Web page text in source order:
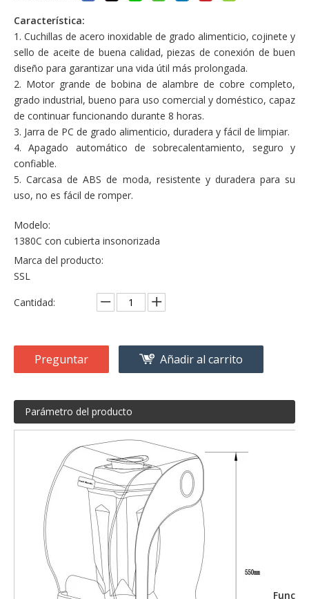
Característica:
1. Cuchillas de acero inoxidable de grado alimenticio, cojinete y
sello de aceite de buena calidad, piezas de conexión de buen
diseño para garantizar una vida útil más prolongada.
2. Motor grande de bobina de alambre de cobre completo,
grado industrial, bueno para uso comercial y doméstico, capaz
de continuar funcionando durante 8 horas.
3. Jarra de PC de grado alimenticio, duradera y fácil de limpiar.
4. Apagado automático de sobrecalentamiento, seguro y
confiable.
5. Carcasa de ABS de moda, resistente y duradera para su
uso, no es fácil de romper.
Modelo:
1380C con cubierta insonorizada
Marca del producto:
SSL
Cantidad:
Preguntar Añadir al carrito
Parámetro del producto